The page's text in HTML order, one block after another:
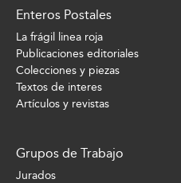
Enteros Postales
La frágil linea roja
Publicaciones editoriales
Colecciones y piezas
Textos de interes
Artículos y revistas
Grupos de Trabajo
Jurados